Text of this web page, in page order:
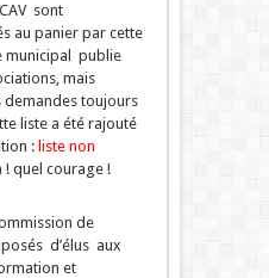
sont
au panier par cette
municipal publie
mais
toujours
liste a été rajouté
:liste non
quel courage !
de
d’élus aux
et